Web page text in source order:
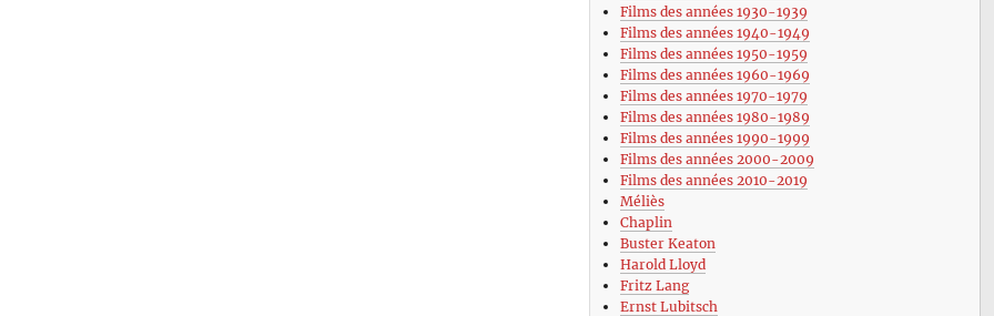
Films des années 1930-1939
Films des années 1940-1949
Films des années 1950-1959
Films des années 1960-1969
Films des années 1970-1979
Films des années 1980-1989
Films des années 1990-1999
Films des années 2000-2009
Films des années 2010-2019
Méliès
Chaplin
Buster Keaton
Harold Lloyd
Fritz Lang
Ernst Lubitsch